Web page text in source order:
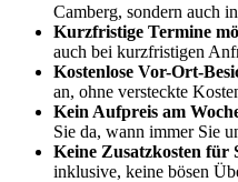
Camberg, sondern auch
Kurzfristige Termine
auch bei kurzfristigen
Kostenlose Vor-Ort-
an, ohne versteckte
Kein Aufpreis am
Sie da, wann immer Sie
Keine Zusatzkosten für
inklusive, keine bösen